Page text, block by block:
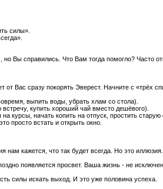
силы».
Вы справились. Что Вам тогда помогло? Часто
от Вас сразу покорять Эверест. Начните с «трёх
выпить воды, убрать хлам со стола).
купить хороший чай вместо дешёвого).
курсы, начать копить на отпуск, простить старую
просто встать и открыть окно.
нам кажется, что так будет всегда. Но это иллюзия.
появляется просвет. Ваша жизнь - не
силы искать выход. И это уже половина успеха.